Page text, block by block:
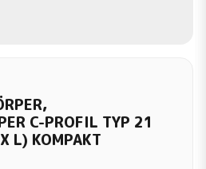
C-PROFIL TYP 21
L) KOMPAKT